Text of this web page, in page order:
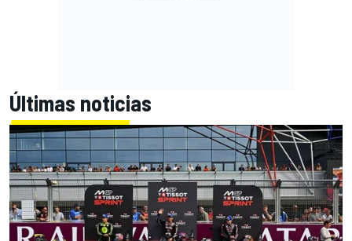
Últimas noticias